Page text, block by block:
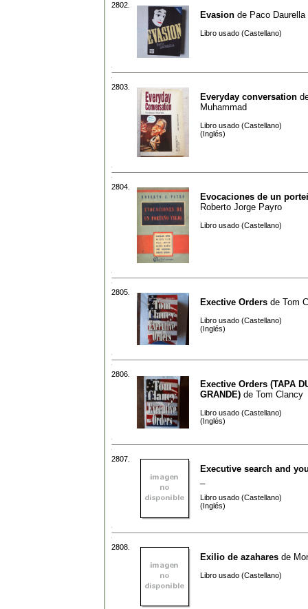
2802.
Evasion de Paco Daurella
Libro usado (Castellano)
2803.
Everyday conversation
Muhammad
Libro usado (Castellano)
(Inglés)
2804.
Evocaciones de un
Roberto Jorge Payro
Libro usado (Castellano)
2805.
Exective Orders de Tom
Libro usado (Castellano)
(Inglés)
2806.
Exective Orders (TAPA
GRANDE) de Tom Clancy
Libro usado (Castellano)
(Inglés)
2807.
Executive search and
Libro usado (Castellano)
(Inglés)
2808.
Exilio de azahares de
Libro usado (Castellano)